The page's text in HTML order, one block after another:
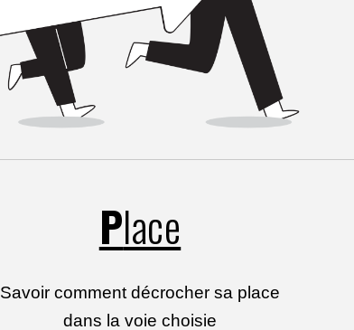
Place
Savoir comment décrocher sa place
dans la voie choisie